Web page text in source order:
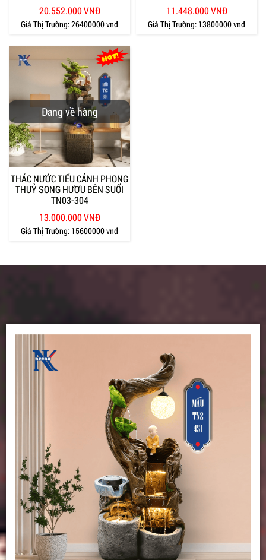
20.552.000 VNĐ
Giá Thị Trường:26400000 vnđ
11.448.000 VNĐ
Giá Thị Trường: 13800000 vnđ
Đang về hàng
THÁC NƯỚC TIỂU CẢNH PHONG
THUỶ SONG HƯƠU BÊN SUỐI
TN03-304
13.000.000 VNĐ
Giá Thị Trường: 15600000 vnđ